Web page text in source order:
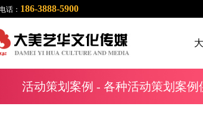
话： 186-3888-5900
活动策划案例 - 各种活动策划案例